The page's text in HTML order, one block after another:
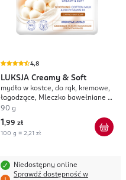
4,8
LUKSJA Creamy & Soft
mydło w kostce, do rąk, kremowe,
łagodzące, Mleczko bawełniane i
Prowitamina B5
90 g
1 ,99 zł
100 g = 2,21 zł
Niedostępny online
Sprawdź dostępność w